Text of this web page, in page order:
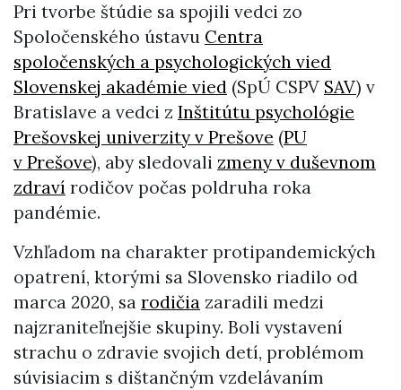
Pri tvorbe štúdie sa spojili vedci zo
Spoločenského ústavu Centra
spoločenských a psychologických vied
Slovenskej akadémie vied (SpÚ CSPV SAV) v
Bratislave a vedci z Inštitútu psychológie
Prešovskej univerzity v Prešove (PU
v Prešove), aby sledovali zmeny v duševnom
zdraví rodičov počas poldruha roka
pandémie.
Vzhľadom na charakter protipandemických
opatrení, ktorými sa Slovensko riadilo od
marca 2020, sa rodičia zaradili medzi
najzraniteľnejšie skupiny. Boli vystavení
strachu o zdravie svojich detí, problémom
súvisiacim s dištančným vzdelávaním